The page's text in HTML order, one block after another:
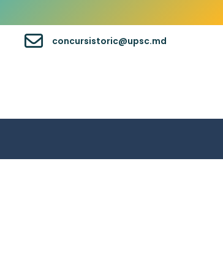
concursistoric@upsc.md